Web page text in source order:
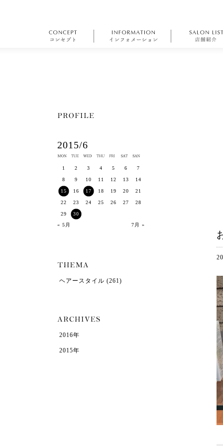
2015/6
« 5月 7月 »
1 2 3 4 5 6 7
8 9 10 11 12 13 14
15 16 17 18 19 20 21
22 23 24 25 26 27 28
29 30
ヘアースタイル (261)
2016年
2015年